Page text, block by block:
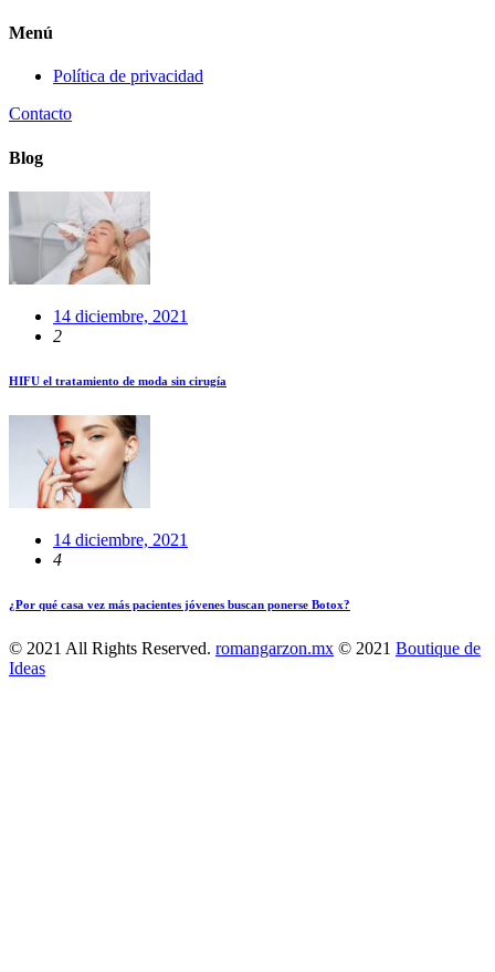
Menú
Política de privacidad
Contacto
Blog
14 diciembre, 2021
2
HIFU el tratamiento de moda sin cirugía
14 diciembre, 2021
4
¿Por qué casa vez más pacientes jóvenes buscan ponerse Botox?
© 2021 All Rights Reserved. romangarzon.mx © 2021 Boutique de
Ideas